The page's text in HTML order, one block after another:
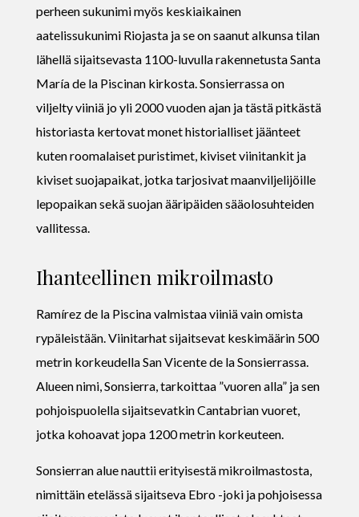
perheen sukunimi myös keskiaikainen
aatelissukunimi Riojasta ja se on saanut alkunsa tilan
lähellä sijaitsevasta 1100-luvulla rakennetusta Santa
María de la Piscinan kirkosta. Sonsierrassa on
viljelty viiniä jo yli 2000 vuoden ajan ja tästä pitkästä
historiasta kertovat monet historialliset jäänteet
kuten roomalaiset puristimet, kiviset viinitankit ja
kiviset suojapaikat, jotka tarjosivat maanviljelijöille
lepopaikan sekä suojan ääripäiden sääolosuhteiden
vallitessa.
Ihanteellinen mikroilmasto
Ramírez de la Piscina valmistaa viiniä vain omista
rypäleistään. Viinitarhat sijaitsevat keskimäärin 500
metrin korkeudella San Vicente de la Sonsierrassa.
Alueen nimi, Sonsierra, tarkoittaa ”vuoren alla” ja sen
pohjoispuolella sijaitsevatkin Cantabrian vuoret,
jotka kohoavat jopa 1200 metrin korkeuteen.
Sonsierran alue nauttii erityisestä mikroilmastosta,
nimittäin etelässä sijaitseva Ebro -joki ja pohjoisessa